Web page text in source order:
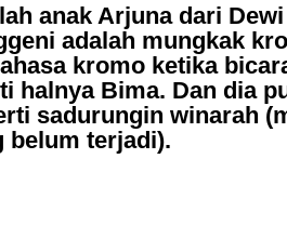
anak Arjuna dari
adalah mungkak
kromo ketika
halnya Bima. Dan dia
sadurungin winarah
belum terjadi).